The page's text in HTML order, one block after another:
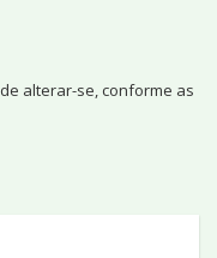
alterar-se, conforme as